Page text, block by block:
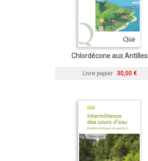
Chlordécone aux Antilles
Livre papier 30,00 €